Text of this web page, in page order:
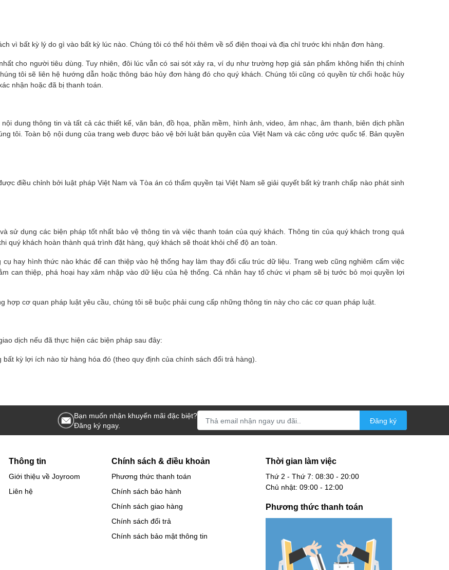
vì bất kỳ lý do gì vào bất kỳ lúc nào. Chúng tôi có thể hỏi thêm về số điện thoại và địa chỉ trước khi nhận đơn hàng.
cho người tiêu dùng. Tuy nhiên, đôi lúc vẫn có sai sót xảy ra, ví dụ như trường hợp giá sản phẩm không hiển thị chính
tôi sẽ liên hệ hướng dẫn hoặc thông báo hủy đơn hàng đó cho quý khách. Chúng tôi cũng có quyền từ chối hoặc hủy
nhận hoặc đã bị thanh toán.
dung thông tin và tất cả các thiết kế, văn bản, đồ họa, phần mềm, hình ảnh, video, âm nhạc, âm thanh, biên dịch phần
tôi. Toàn bộ nội dung của trang web được bảo vệ bởi luật bản quyền của Việt Nam và các công ước quốc tế. Bản quyền
điều chỉnh bởi luật pháp Việt Nam và Tòa án có thẩm quyền tại Việt Nam sẽ giải quyết bất kỳ tranh chấp nào phát sinh
sử dụng các biện pháp tốt nhất bảo vệ thông tin và việc thanh toán của quý khách. Thông tin của quý khách trong quá
quý khách hoàn thành quá trình đặt hàng, quý khách sẽ thoát khỏi chế độ an toàn.
hay hình thức nào khác để can thiệp vào hệ thống hay làm thay đổi cấu trúc dữ liệu. Trang web cũng nghiêm cấm việc
can thiệp, phá hoại hay xâm nhập vào dữ liệu của hệ thống. Cá nhân hay tổ chức vi phạm sẽ bị tước bỏ mọi quyền lợi
cơ quan pháp luật yêu cầu, chúng tôi sẽ buộc phải cung cấp những thông tin này cho các cơ quan pháp luật.
dịch nếu đã thực hiện các biện pháp sau đây:
kỳ lợi ích nào từ hàng hóa đó (theo quy định của chính sách đổi trả hàng).
Bạn muốn nhận khuyến mãi đặc biệt?
Đăng ký ngay.
Đăng ký
Thông tin
Giới thiệu về Joyroom
Liên hệ
Chính sách & điều khoản
Phương thức thanh toán
Chính sách bảo hành
Chính sách giao hàng
Chính sách đổi trả
Chính sách bảo mật thông tin
Thời gian làm việc
Thứ 2 - Thứ 7: 08:30 - 20:00
Chủ nhật: 09:00 - 12:00
Phương thức thanh toán